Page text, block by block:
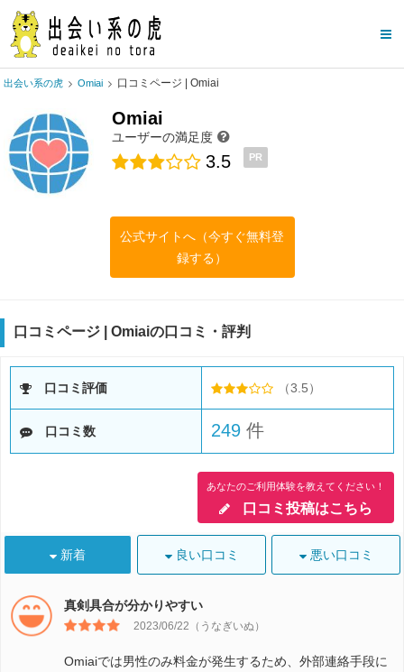
出会い系の虎 Omiai 口コミページ | Omiai
Omiai
ユーザーの満足度
3.5 PR
公式サイトへ（今すぐ無料登
録する）
口コミページ | Omiaiの口コミ・評判
口コミ評価 （3.5）
口コミ数 249 件
あなたのご利用体験を教えてください！
口コミ投稿はこちら
新着 良い口コミ 悪い口コミ
真剣具合が分かりやすい
2023/06/22（うなぎいぬ）
Omiaiでは男性のみ料金が発生するため、外部連絡手段に